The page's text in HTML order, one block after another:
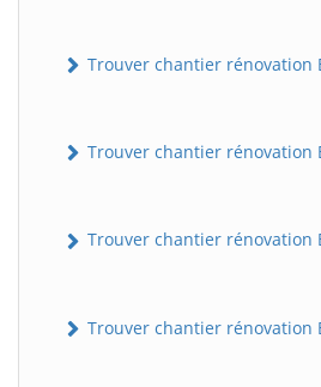
Trouver chantier rénovation
Trouver chantier rénovation
Trouver chantier rénovation
Trouver chantier rénovation